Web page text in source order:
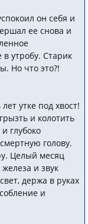
он себя и
ее снова и
утробу. Старик
Но что это?!
утке под хвост!
и колотить
глубоко
голову.
Целый месяц
и звук
держа в руках
и